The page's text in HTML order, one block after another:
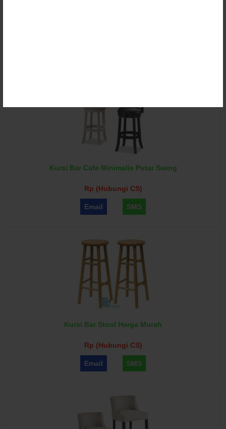
Kursi Bar Cafe Minimalis Putar Swing
Rp (Hubungi CS)
Email SMS
Kursi Bar Stool Harga Murah
Rp (Hubungi CS)
Email SMS